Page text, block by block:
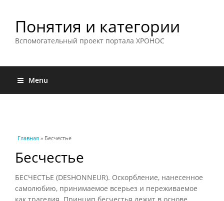
Понятия и категории
Вспомогательный проект портала ХРОНОС
Menu
Вы здесь
Главная » Бесчестье
Бесчестье
БЕСЧЕСТЬЕ (DESHONNEUR). Оскорбление, нанесенное
самолюбию, принимаемое всерьез и переживаемое
как трагедия. Принцип бесчестья лежит в основе